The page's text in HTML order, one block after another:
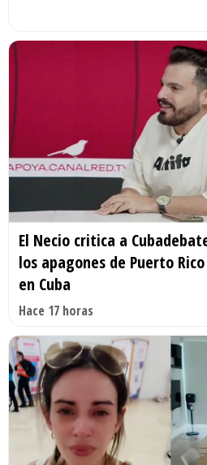
El Necio critica a
los apagones de Puerto
en Cuba
Hace 17 horas